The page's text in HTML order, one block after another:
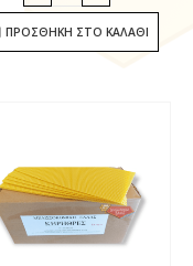
ΠΡΟΣΘΉΚΗ ΣΤΟ ΚΑΛΆΘΙ